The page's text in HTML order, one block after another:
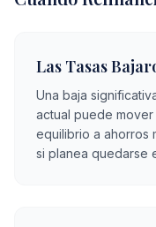
Las Tasas
Una baja
actual puede
equilibrio a ahorros
si planea quedarse